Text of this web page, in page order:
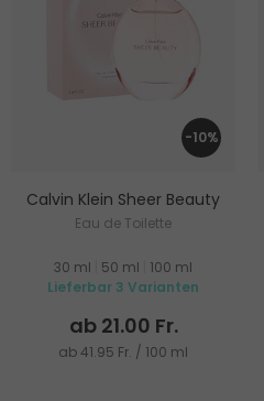
-10%
Calvin Klein Sheer Beauty
Eau de Toilette
30 ml 50 ml
100 ml
Lieferbar 3 Varianten
ab 21.00 Fr.
ab 41.95 Fr. / 100 ml